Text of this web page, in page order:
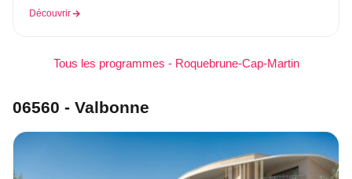
Découvrir
Tous les programmes - Roquebrune-Cap-Martin
06560 - Valbonne